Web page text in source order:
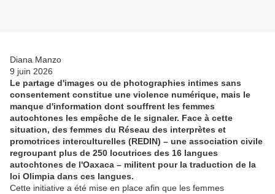
Diana Manzo
9 juin 2026
Le partage d'images ou de photographies intimes sans
consentement constitue une violence numérique, mais le
manque d'information dont souffrent les femmes
autochtones les empêche de le signaler. Face à cette
situation, des femmes du Réseau des interprètes et
promotrices interculturelles (REDIN) – une association civile
regroupant plus de 250 locutrices des 16 langues
autochtones de l'Oaxaca – militent pour la traduction de la
loi Olimpia dans ces langues.
Cette initiative a été mise en place afin que les femmes